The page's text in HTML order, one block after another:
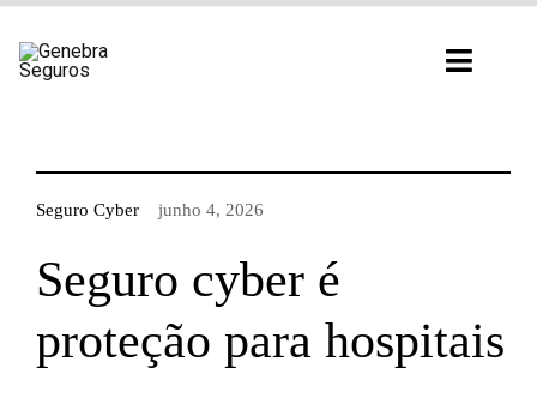
para
Seguro Cyber junho 4, 2026
Seguro cyber é
proteção para hospitais